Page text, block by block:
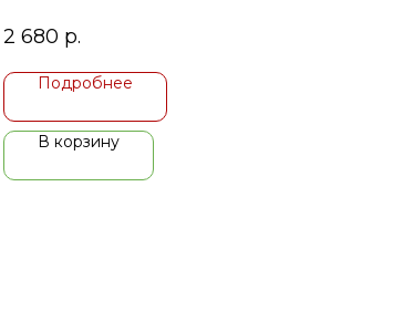
2 680 р.
Подробнее
В корзину